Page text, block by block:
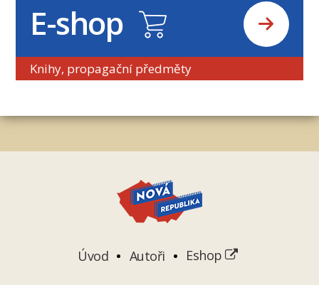
E-shop
Knihy, propagační předměty
Úvod Autoři Eshop